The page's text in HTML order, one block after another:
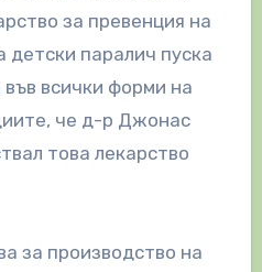
за превенция на
паралич пуска
всички форми на
че д-р Джонас
това лекарство
за производство на